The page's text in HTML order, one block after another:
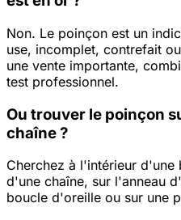
Non. Le poinçon est un
use, incomplet, contrefait
une vente importante,
test professionnel.
Ou trouver le poinçon
chaîne ?
Cherchez à l'intérieur
d'une chaîne, sur l'anneau
boucle d'oreille ou sur une